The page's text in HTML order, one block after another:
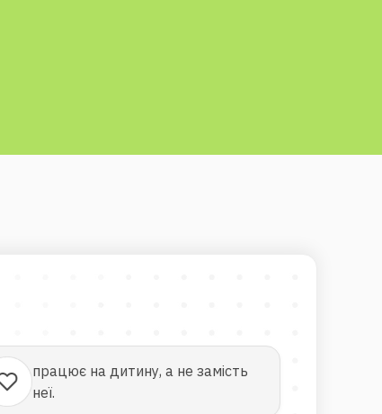
працює на дитину, а не замість
неї.